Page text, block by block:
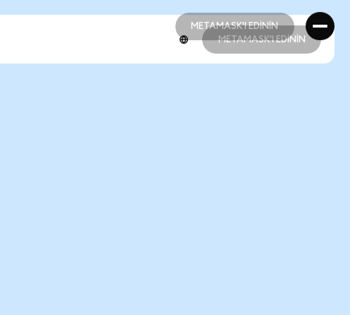
METAMASK'I EDİNİN
METAMASK'I EDİNİN
METAMASK'I EDİNİN